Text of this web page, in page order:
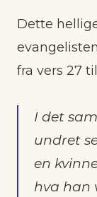
Dette
fra vers 27
I det
undret
en
hva han